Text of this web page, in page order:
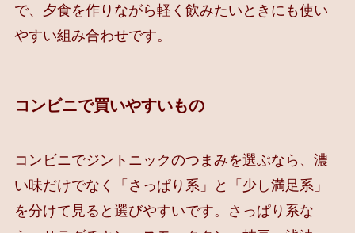
で、夕食を作りながら軽く飲みたいときにも使い
やすい組み合わせです。
コンビニで買いやすいもの
コンビニでジントニックのつまみを選ぶなら、濃
い味だけでなく「さっぱり系」と「少し満足系」
を分けて見ると選びやすいです。さっぱり系な